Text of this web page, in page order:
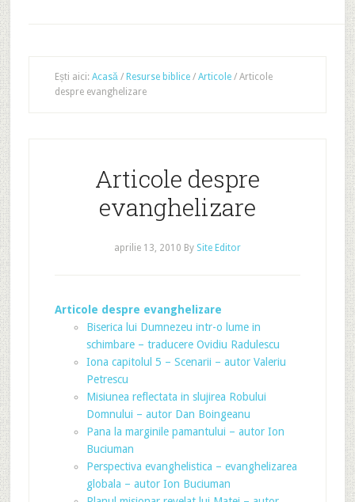
Ești aici: Acasă / Resurse biblice / Articole /Articole
despre evanghelizare
Articole despre
evanghelizare
aprilie 13, 2010 By Site Editor
Articole despre evanghelizare
Biserica lui Dumnezeu intr-o lume in
schimbare – traducere Ovidiu Radulescu
Iona capitolul 5 – Scenarii – autor Valeriu
Petrescu
Misiunea reflectata in slujirea Robului
Domnului – autor Dan Boingeanu
Pana la marginile pamantului – autor Ion
Buciuman
Perspectiva evanghelistica – evanghelizarea
globala – autor Ion Buciuman